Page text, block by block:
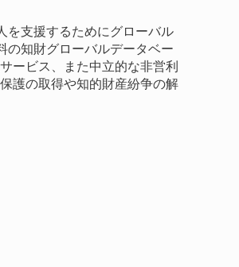
を支援するためにグローバル
の知財グローバルデータベー
ービス、また中立的な非営利
護の取得や知的財産紛争の解